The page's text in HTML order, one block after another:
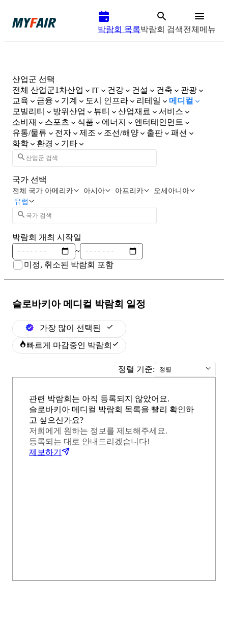
박람회 목록박람회 검색전체메뉴
산업군 선택
전체 산업군1차산업 IT 건강 건설 건축
관광
교육
금융 기계 도시 인프라 리테일
메디컬
모빌리티
방위산업 뷰티 산업재료
서비스
소비재
스포츠 식품 에너지
엔터테인먼트
유통/물류
전자 제조 조선/해양 출판
패션
화학
환경 기타
국가 선택
전체 국가 아메리카 아시아 아프리카
오세아니아
유럽
박람회 개최 시작일
~
미정, 취소된 박람회 포함
슬로바키아 메디컬 박람회 일정
가장 많이 선택된
빠르게 마감중인 박람회
정렬 기준: 정렬
관련 박람회는 아직 등록되지 않았어요.
슬로바키아 메디컬 박람회 목록을 빨리 확인하
고 싶으신가요?
저희에게 원하는 정보를 제보해주세요.
등록되는 대로 안내드리겠습니다!
제보하기